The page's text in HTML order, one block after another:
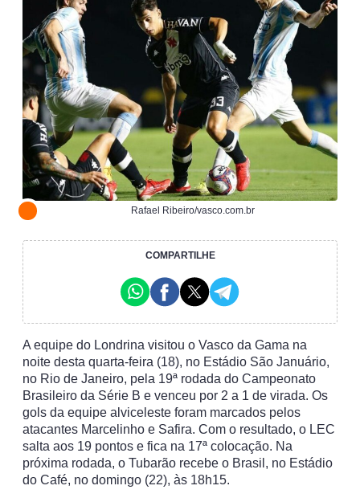
Rafael Ribeiro/vasco.com.br
COMPARTILHE
A equipe do Londrina visitou o Vasco da Gama na
noite desta quarta-feira (18), no Estádio São Januário,
no Rio de Janeiro, pela 19ª rodada do Campeonato
Brasileiro da Série B e venceu por 2 a 1 de virada. Os
gols da equipe alviceleste foram marcados pelos
atacantes Marcelinho e Safira. Com o resultado, o LEC
salta aos 19 pontos e fica na 17ª colocação. Na
próxima rodada, o Tubarão recebe o Brasil, no Estádio
do Café, no domingo (22), às 18h15.